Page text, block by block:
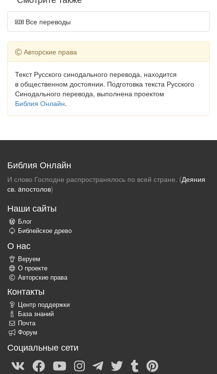
Все переводы
Авторские права
Текст Русского синодального перевода, находится
в общественном достоянии. Подготовка текста Русского
Синодального перевода, выполнена проектом
Библия Онлайн.
Библия Онлайн
И слово Господне распространялось по всей стране. (Деяния
св. aпостолов)
Наши сайты
Блог
Библейское древо
О нас
Веруем
О проекте
Авторские права
Контакты
Центр поддержки
База знаний
Почта
Форум
Социальные сети